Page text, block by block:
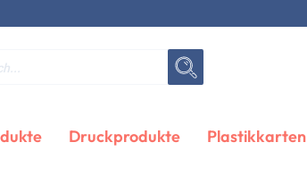
Druckprodukte Plastikkarten